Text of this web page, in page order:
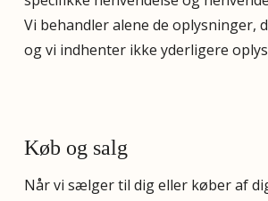
Vi behandler alene de oplysninger,
og vi indhenter ikke yderligere
Køb og salg
Når vi sælger til dig eller køber af